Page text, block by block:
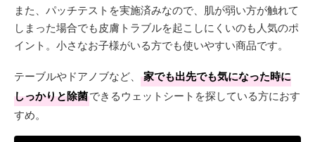
また、パッチテストを実施済みなので、肌が弱い方が触れて
しまった場合でも皮膚トラブルを起こしにくいのも人気のポ
イント。小さなお子様がいる方でも使いやすい商品です。
テーブルやドアノブなど、
家でも出先でも気になった時に
しっかりと除菌できるウェットシートを探している方におす
すめ。